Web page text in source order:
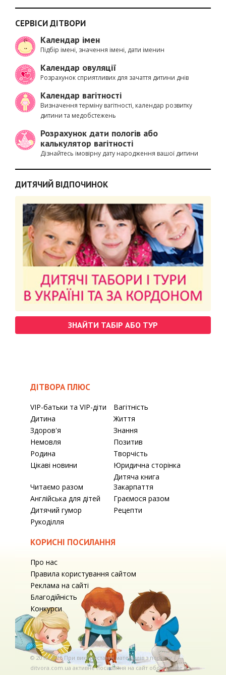
СЕРВІСИ ДІТВОРИ
Календар імен
Підбір імені, значення імені, дати іменин
Календар овуляції
Розрахунок сприятливих для зачаття дитини днів
Календар вагітності
Визначення терміну вагітності, календар розвитку
дитини та медобстежень
Розрахунок дати пологів або
калькулятор вагітності
Дізнайтесь імовірну дату народження вашої дитини
ДИТЯЧИЙ ВІДПОЧИНОК
ЗНАЙТИ ТАБІР АБО ТУР
ДІТВОРА ПЛЮС
VIP-батьки та VIP-діти
Вагітність
Дитина
Життя
Здоров'я
Знання
Немовля
Позитив
Родина
Творчість
Цікаві новини
Юридична сторінка
Читаємо разом
Дитяча книга
Закарпаття
Англійська для дітей
Граємося разом
Дитячий гумор
Рецепти
Рукоділля
КОРИСНІ ПОСИЛАННЯ
Про нас
Правила користування сайтом
Реклама на сайті
Благодійність
Конкурси
© 2010-2026 При використаннi матерiалiв з порталу
ditvora.com.ua активне посилання на сайт обов'язкове. .